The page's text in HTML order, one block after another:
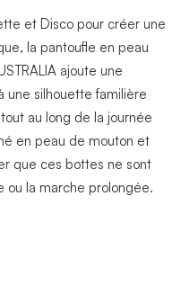
et Disco pour créer une
la pantoufle en peau
ajoute une
une silhouette familière
au long de la journée
en peau de mouton et
que ces bottes ne sont
ou la marche prolongée.